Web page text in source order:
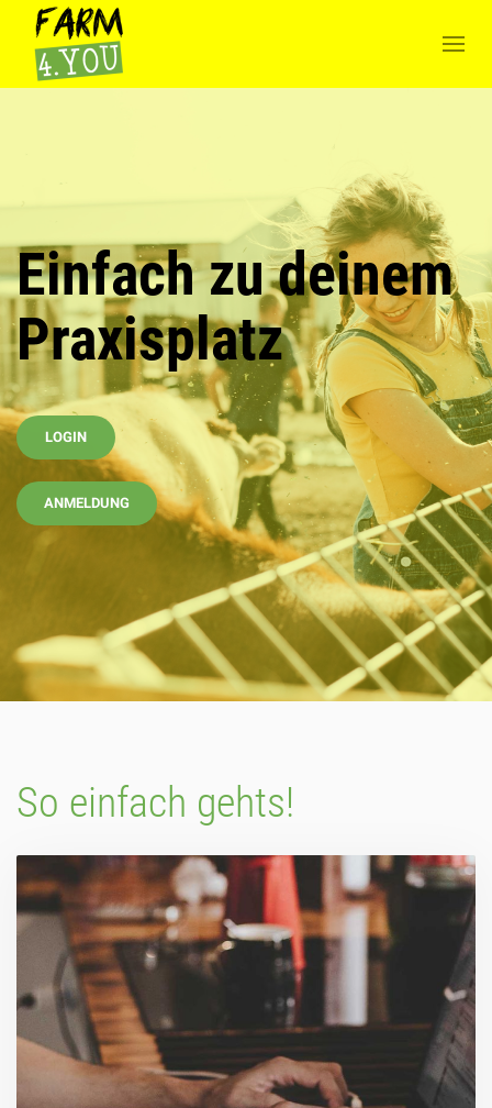
Einfach zu deinem
Praxisplatz
LOGIN
ANMELDUNG
So einfach gehts!